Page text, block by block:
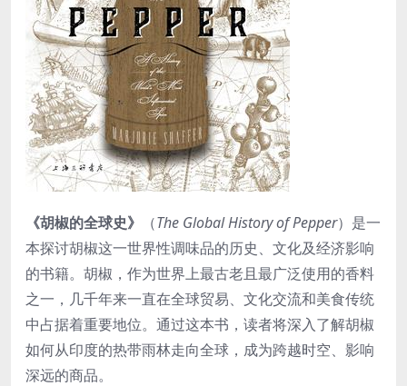
《胡椒的全球史》 （The Global History of Pepper）是一
本探讨胡椒这一世界性调味品的历史、文化及经济影响
的书籍。胡椒，作为世界上最古老且最广泛使用的香料
之一，几千年来一直在全球贸易、文化交流和美食传统
中占据着重要地位。通过这本书，读者将深入了解胡椒
如何从印度的热带雨林走向全球，成为跨越时空、影响
深远的商品。